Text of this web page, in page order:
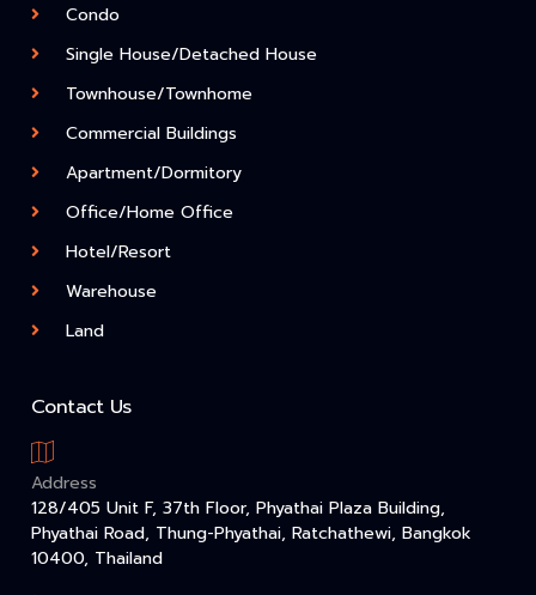
Condo
Single House/Detached House
Townhouse/Townhome
Commercial Buildings
Apartment/Dormitory
Office/Home Office
Hotel/Resort
Warehouse
Land
Contact Us
Address
128/405 Unit F, 37th Floor, Phyathai Plaza Building,
Phyathai Road, Thung-Phyathai, Ratchathewi, Bangkok
10400, Thailand